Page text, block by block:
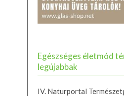
Egészséges életmód
legújabbak
IV. Naturportal